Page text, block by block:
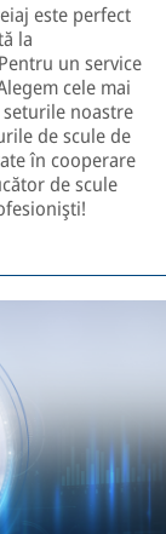
este perfect
la
un service
cele mai
noastre
de scule de
în cooperare
de scule